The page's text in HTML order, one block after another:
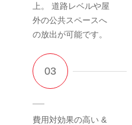
上。 道路レベルや屋
外の公共スペースへ
の放出が可能です。
費用対効果の高い &